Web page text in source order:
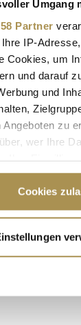
Umgang
Partner
IP-
Cookies, um
und darauf
und
zu
wer Ihre
oder durch
oder
über Ihre
bis auf
Cookies